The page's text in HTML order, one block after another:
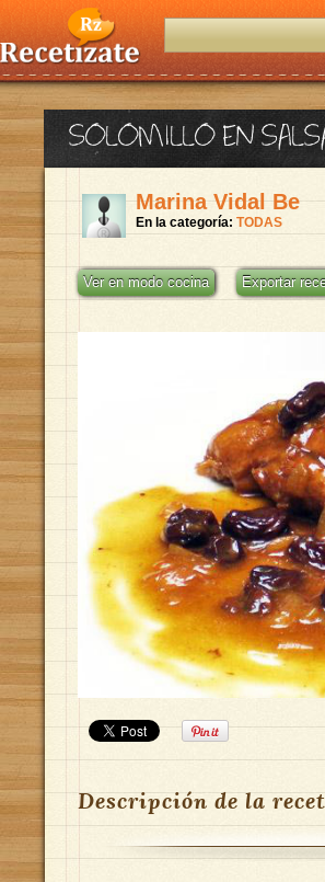
SOLOMILLO EN
Marina Vidal Be
En la categoría: TODAS
Ver en modo cocina Exportar
Descripción de la